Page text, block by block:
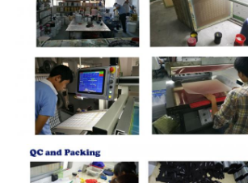
KWALITEITSCONTROLE
CONTACTEER
ONS